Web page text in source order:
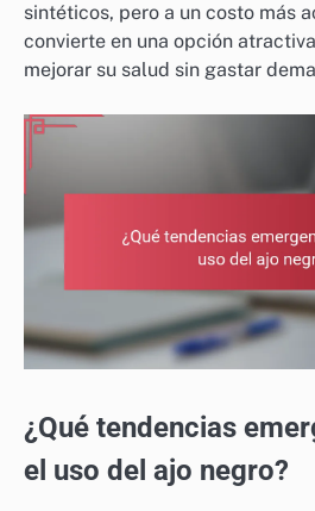
sintéticos, pero a un costo más
convierte en una opción
mejorar su salud sin gastar
¿Qué tendencias
el uso del ajo negro?